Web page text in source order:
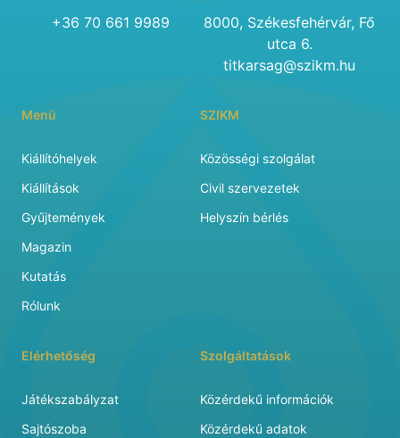
+36 70 661 9989
8000, Székesfehérvár, Fő
utca 6.
titkarsag@szikm.hu
Menü
Kiállítóhelyek
Kiállítások
Gyűjtemények
Magazin
Kutatás
Rólunk
SZIKM
Közösségi szolgálat
Civil szervezetek
Helyszín bérlés
Elérhetőség
Játékszabályzat
Sajtószoba
Szolgáltatások
Közérdekű információk
Közérdekű adatok